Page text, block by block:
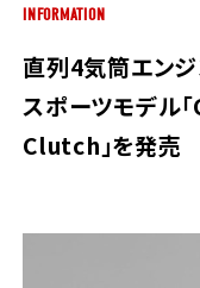
INFORMATION
直列4気筒エン
スポーツモデル
Clutch」を発売